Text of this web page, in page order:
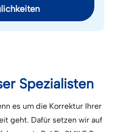
Spezialisten
es um die Korrektur Ihrer
geht. Dafür setzen wir auf